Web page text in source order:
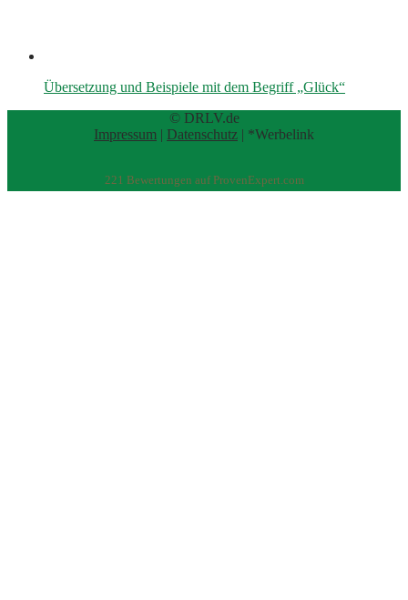
Übersetzung und Beispiele mit dem Begriff „Glück“
© DRLV.de
Impressum | Datenschutz | *Werbelink
221 Bewertungen auf ProvenExpert.com